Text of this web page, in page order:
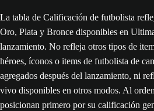
La tabla de Calificación de futbolista
Oro, Plata y Bronce disponibles en
lanzamiento. No refleja otros tipos de
héroes, íconos o items de futbolista de
agregados después del lanzamiento, ni
vivo disponibles en otros modos. Al
posicionan primero por su calificación